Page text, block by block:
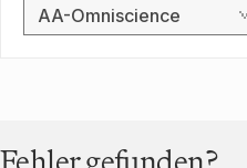
auswählen
-100 %und der